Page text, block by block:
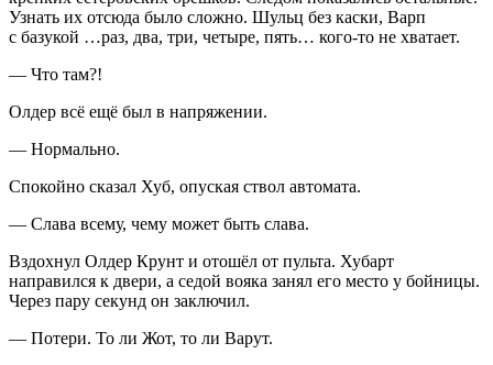
Узнать их отсюда было сложно. Шульц без каски, Варп
с базукой …раз, два, три, четыре, пять… кого-то не хватает.
— Что там?!
Олдер всё ещё был в напряжении.
— Нормально.
Спокойно сказал Хуб, опуская ствол автомата.
— Слава всему, чему может быть слава.
Вздохнул Олдер Крунт и отошёл от пульта. Хубарт
направился к двери, а седой вояка занял его место у бойницы.
Через пару секунд он заключил.
— Потери. То ли Жот, то ли Варут.